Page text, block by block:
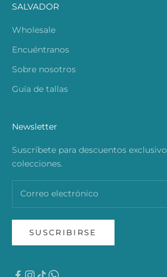
SALVADOR
Wholesale
Encuéntranos
Sobre nosotros
Guía de tallas
Newsletter
Suscríbete para descuentos
colecciones.
SUSCRIBIRSE